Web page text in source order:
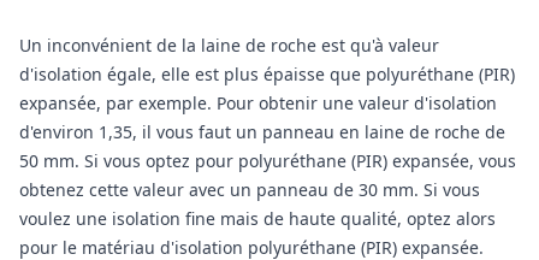
Un inconvénient de la laine de roche est qu'à valeur
d'isolation égale, elle est plus épaisse que polyuréthane (PIR)
expansée, par exemple. Pour obtenir une valeur d'isolation
d'environ 1,35, il vous faut un panneau en laine de roche de
50 mm. Si vous optez pour polyuréthane (PIR) expansée, vous
obtenez cette valeur avec un panneau de 30 mm. Si vous
voulez une isolation fine mais de haute qualité, optez alors
pour le matériau d'isolation polyuréthane (PIR) expansée.